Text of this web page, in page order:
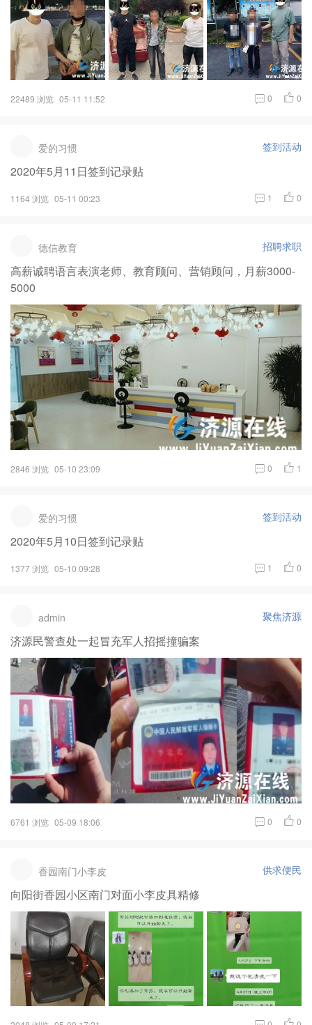
22489 浏览 05-11 11:52 0 0
爱的习惯 签到活动
2020年5月11日签到记录贴
1164 浏览 05-11 00:23 1 0
德信教育 招聘求职
高薪诚聘语言表演老师、教育顾问、营销顾问，月薪3000-
5000
2846 浏览 05-10 23:09 0 1
爱的习惯 签到活动
2020年5月10日签到记录贴
1377 浏览 05-10 09:28 1 0
admin 聚焦济源
济源民警查处一起冒充军人招摇撞骗案
6761 浏览 05-09 18:06 0 0
香园南门小李皮 供求便民
向阳街香园小区南门对面小李皮具精修